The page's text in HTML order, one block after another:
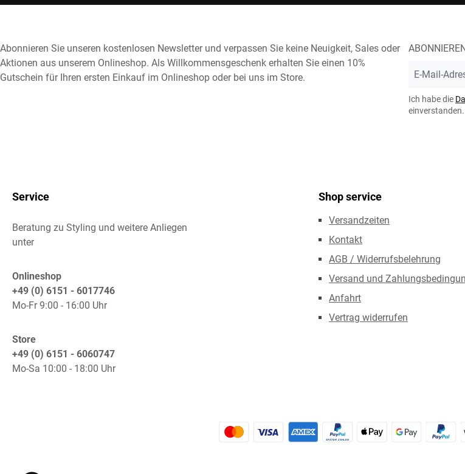
Abonnieren Sie unseren kostenlosen Newsletter und verpassen Sie keine Neuigkeit, Sales oder
Aktionen aus unserem Onlineshop. Als Willkommensgeschenk erhalten Sie einen 10%
Gutschein für Ihren ersten Einkauf im Onlineshop oder bei uns im Store.
Mail-
*
Ich habe die
einverstanden.
Service
Beratung zu Styling und weitere Anliegen
unter
Onlineshop
+49 (0) 6151 - 6017746
Mo-Fr 9:00 - 16:00 Uhr
Store
+49 (0) 6151 - 6060747
Mo-Sa 10:00 - 18:00 Uhr
Shop service
Versandzeiten
Kontakt
AGB / Widerrufsbelehrung
Versand und
Anfahrt
Vertrag widerrufen